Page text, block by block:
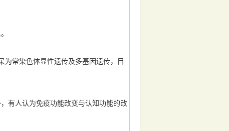
常染色体显性遗传及多基因遗传，目
有人认为免疫功能改变与认知功能的改